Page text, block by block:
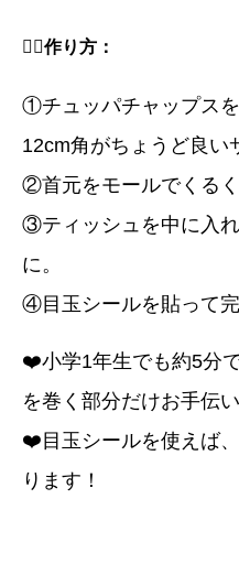
🧛‍♀️作り方：
①チュッパチャップス
12cm角がちょうど良い
②首元をモールでくるく
③ティッシュを中に入
に。
④目玉シールを貼って完
❤️小学1年生でも約5分
を巻く部分だけお手伝
❤️目玉シールを使えば
ります！